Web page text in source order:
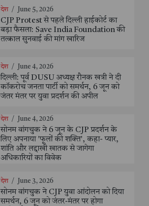
देश / June 5, 2026
CJP Protest से पहले दिल्ली हाईकोर्ट का
बड़ा फैसला: Save India Foundation की
तत्काल सुनवाई की मांग खारिज
देश / June 4, 2026
दिल्ली: पूर्व DUSU अध्यक्ष रौनक खत्री ने दी
कॉकरोच जनता पार्टी को समर्थन, 6 जून को
जंतर मंतर पर युवा प्रदर्शन की अपील
देश / June 4, 2026
सोनम वांगचुक ने 6 जून के CJP प्रदर्शन के
लिए अपनाया 'फूलों की शक्ति', कहा- प्यार,
शांति और लद्दाखी खातक से जागेगा
अधिकारियों का विवेक
देश / June 3, 2026
सोनम वांगचुक ने CJP युवा आंदोलन को दिया
समर्थन, 6 जून को जंतर-मंतर पर होगा